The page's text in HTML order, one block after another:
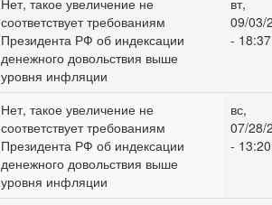
Нет, такое увеличение не
соответствует требованиям
Президента РФ об индексации
денежного довольствия выше
уровня инфляции
вт,
09/03/
- 18:37
Нет, такое увеличение не
соответствует требованиям
Президента РФ об индексации
денежного довольствия выше
уровня инфляции
вс,
07/28/
- 13:20